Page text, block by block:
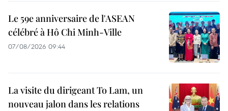
Le 59e anniversaire de l'ASEAN
célébré à Hô Chi Minh-Ville
07/08/2026 09:44
La visite du dirigeant To Lam, un
nouveau jalon dans les relations